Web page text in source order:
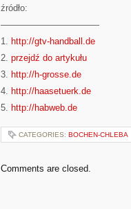
źródło:
———————————
1. http://gtv-handball.de
2. przejdź do artykułu
3. http://h-grosse.de
4. http://haasetuerk.de
5. http://habweb.de
CATEGORIES: BOCHEN-CHLEBA
Comments are closed.